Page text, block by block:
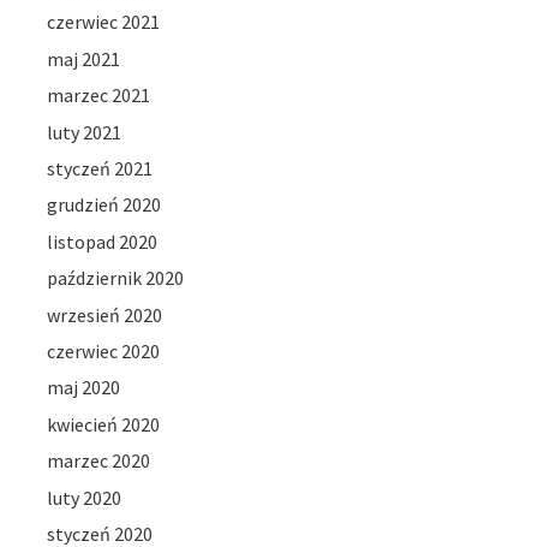
czerwiec 2021
maj 2021
marzec 2021
luty 2021
styczeń 2021
grudzień 2020
listopad 2020
październik 2020
wrzesień 2020
czerwiec 2020
maj 2020
kwiecień 2020
marzec 2020
luty 2020
styczeń 2020